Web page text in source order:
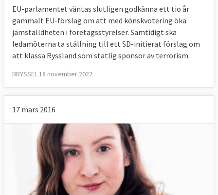
EU-parlamentet väntas slutligen godkänna ett tio år
gammalt EU-förslag om att med könskvotering öka
jämställdheten i företagsstyrelser. Samtidigt ska
ledamöterna ta ställning till ett SD-initierat förslag om
att klassa Ryssland som statlig sponsor av terrorism.
BRYSSEL 18 november 2022
17 mars 2016